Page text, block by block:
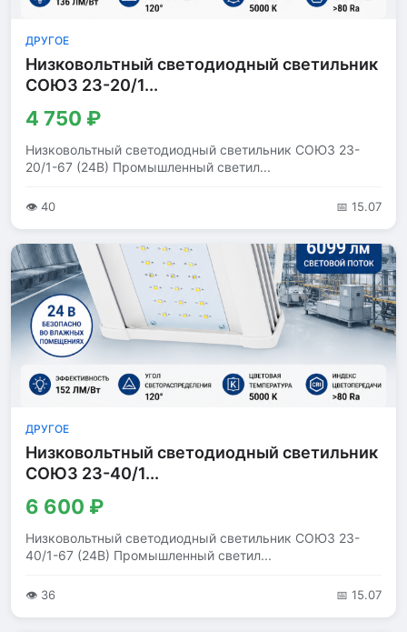
ДРУГОЕ
Низковольтный светодиодный светильник
СОЮЗ 23-20/1...
4 750 ₽
Низковольтный светодиодный светильник СОЮЗ 23-
20/1-67 (24В) Промышленный светил...
👁 40 📅 15.07
ДРУГОЕ
Низковольтный светодиодный светильник
СОЮЗ 23-40/1...
6 600 ₽
Низковольтный светодиодный светильник СОЮЗ 23-
40/1-67 (24В) Промышленный светил...
👁 36 📅 15.07